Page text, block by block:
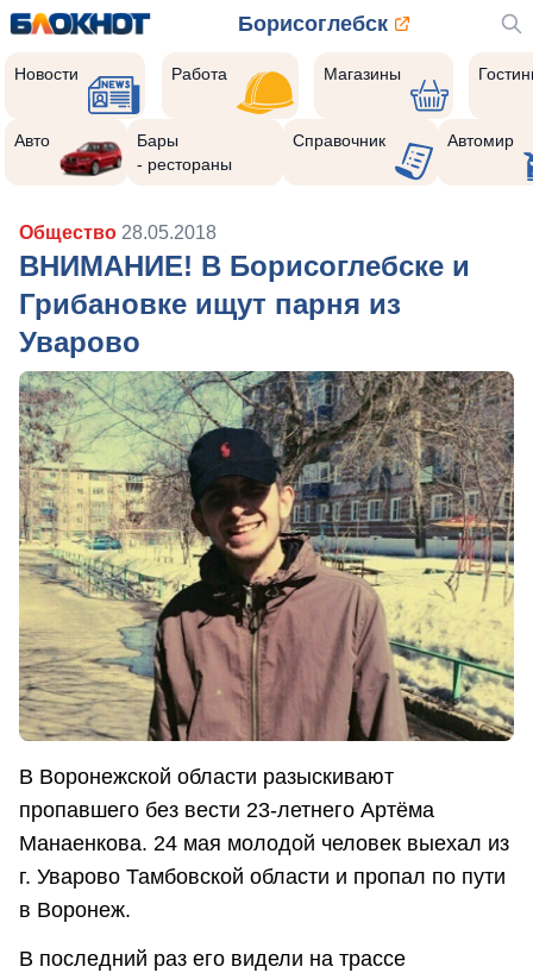
Борисоглебск
Новости Работа Магазины
Авто
Бары
- рестораны
Справочник Автомир
Общество 28.05.2018
ВНИМАНИЕ! В Борисоглебске и
Грибановке ищут парня из
Уварово
В Воронежской области разыскивают
пропавшего без вести 23-летнего Артёма
Манаенкова. 24 мая молодой человек выехал из
г. Уварово Тамбовской области и пропал по пути
в Воронеж.
В последний раз его видели на трассе